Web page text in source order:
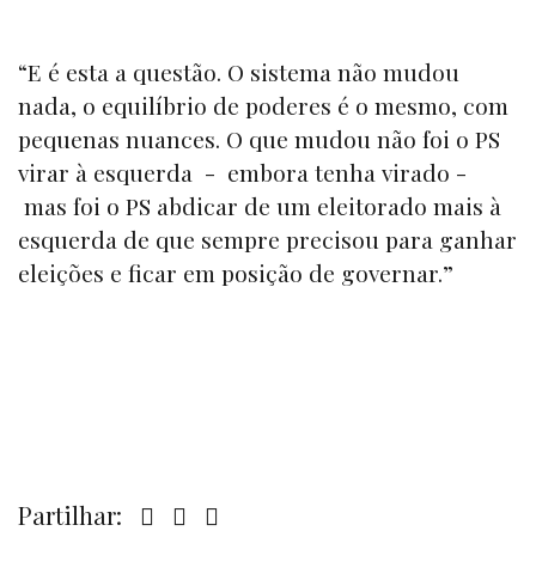
“E é esta a questão. O sistema não mudou
nada, o equilíbrio de poderes é o mesmo, com
pequenas nuances. O que mudou não foi o PS
virar à esquerda - embora tenha virado -
mas foi o PS abdicar de um eleitorado mais à
esquerda de que sempre precisou para ganhar
eleições e ficar em posição de governar.”
Partilhar: